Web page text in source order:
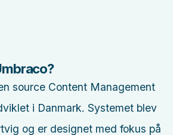
source Content Management
i Danmark. Systemet blev
og er designet med fokus på